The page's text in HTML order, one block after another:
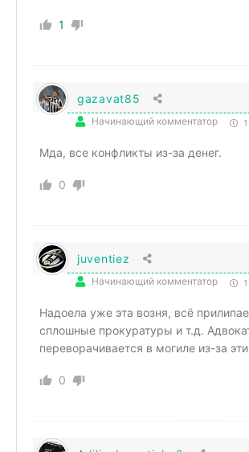
1
gazavat85
Начинающий комментатор
Мда, все конфликты из-за денег.
0
juventiez
Начинающий комментатор
Надоела уже эта возня, всё
сплошные прокуратуры и т.д.
переворачивается в могиле из-за
0